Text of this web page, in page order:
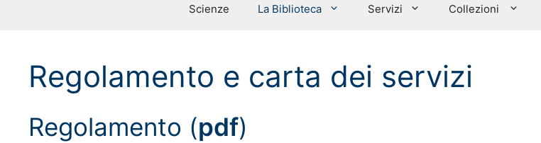
Scienze La Biblioteca Servizi Collezioni
Regolamento e carta dei servizi
Regolamento (pdf)